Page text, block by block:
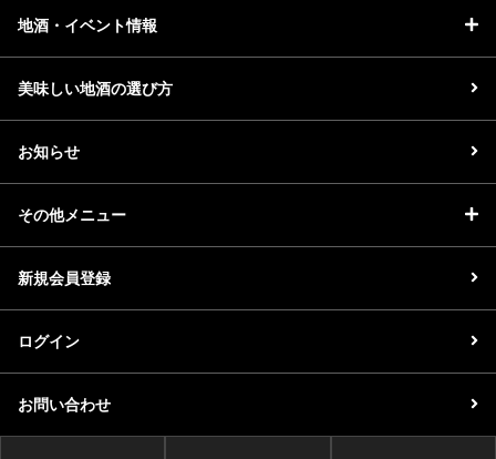
地酒・イベント情報
美味しい地酒の選び方
お知らせ
その他メニュー
新規会員登録
ログイン
お問い合わせ